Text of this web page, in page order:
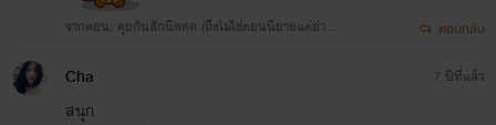
จากตอน: คุยกันสักนิดดด (ถึงไม่ใช่ตอนนิยายแต่อ่านเ
ตอบกลับ
Cha
สนุก
7 ปีที่แล้ว